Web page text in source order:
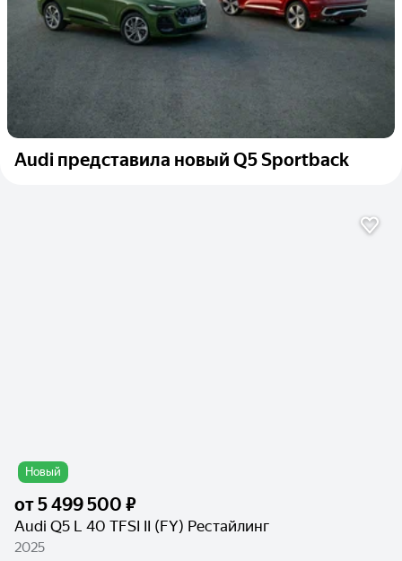
Audi представила новый Q5 Sportback
Новый
от5 499 500 ₽
Audi Q5 L 40 TFSI II (FY) Рестайлинг
2025